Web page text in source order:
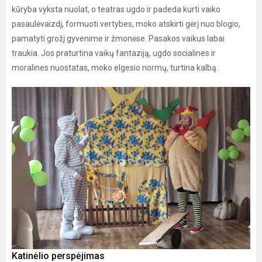
kūryba vyksta nuolat, o teatras ugdo ir padeda kurti vaiko
pasaulėvaizdį, formuoti vertybes, moko atskirti gėrį nuo blogio,
pamatyti grožį gyvenime ir žmonėse. Pasakos vaikus labai
traukia. Jos praturtina vaikų fantaziją, ugdo socialines ir
moralines nuostatas, moko elgesio normų, turtina kalbą.
Katinėlio perspėjimas